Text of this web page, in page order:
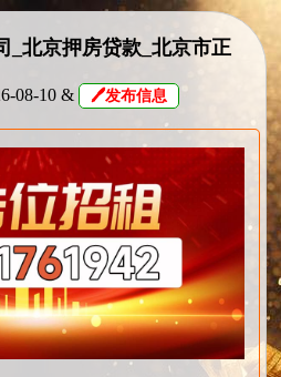
_北京押房贷款_北京市正
抵押贷款公司✅
08-10 & 🖊发布信息